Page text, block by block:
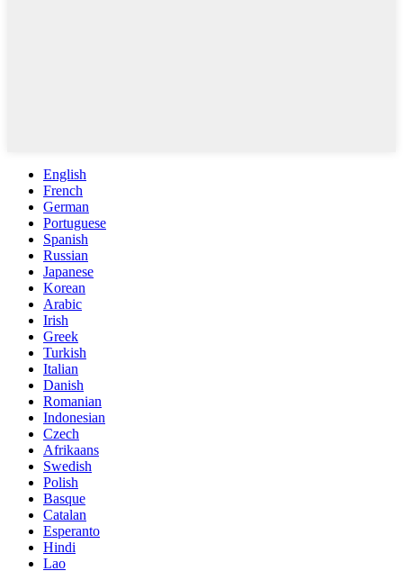
English
French
German
Portuguese
Spanish
Russian
Japanese
Korean
Arabic
Irish
Greek
Turkish
Italian
Danish
Romanian
Indonesian
Czech
Afrikaans
Swedish
Polish
Basque
Catalan
Esperanto
Hindi
Lao